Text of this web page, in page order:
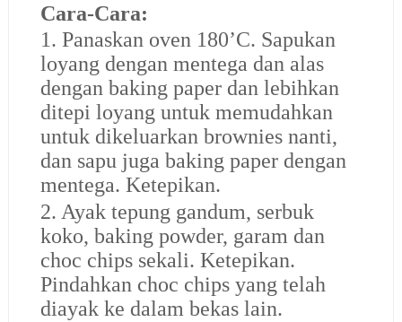
Cara-Cara:
1. Panaskan oven 180’C. Sapukan
loyang dengan mentega dan alas
dengan baking paper dan lebihkan
ditepi loyang untuk memudahkan
untuk dikeluarkan brownies nanti,
dan sapu juga baking paper dengan
mentega. Ketepikan.
2. Ayak tepung gandum, serbuk
koko, baking powder, garam dan
choc chips sekali. Ketepikan.
Pindahkan choc chips yang telah
diayak ke dalam bekas lain.